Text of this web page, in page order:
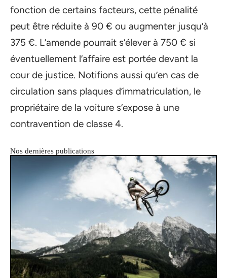
fonction de certains facteurs, cette pénalité
peut être réduite à 90 € ou augmenter jusqu’à
375 €. L’amende pourrait s’élever à 750 € si
éventuellement l’affaire est portée devant la
cour de justice. Notifions aussi qu’en cas de
circulation sans plaques d’immatriculation, le
propriétaire de la voiture s’expose à une
contravention de classe 4.
Nos dernières publications